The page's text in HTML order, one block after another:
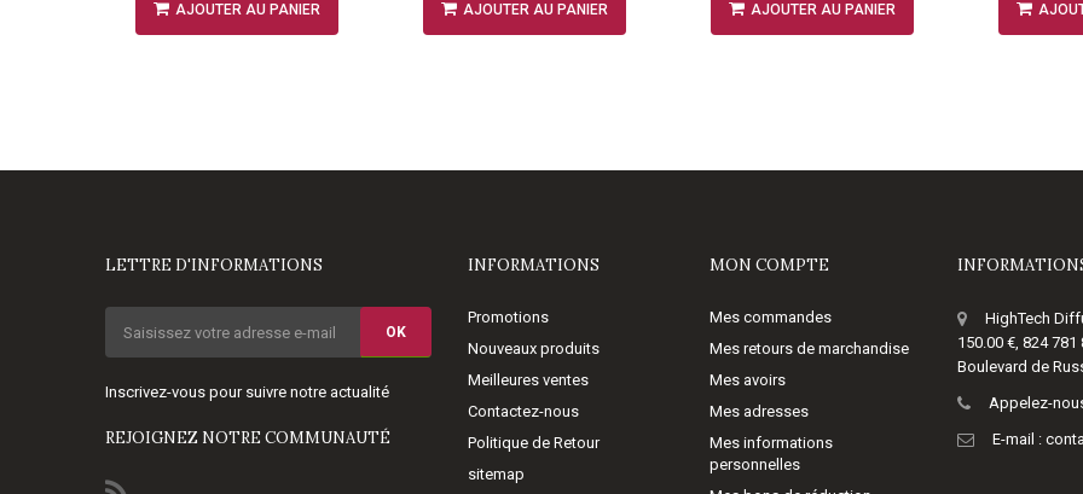
AJOUTER AU PANIER AJOUTER AU PANIER AJOUTER AU PANIER
LETTRE D'INFORMATIONS
OK
Inscrivez-vous pour suivre notre actualité
REJOIGNEZ NOTRE COMMUNAUTÉ
INFORMATIONS
Promotions
Nouveaux produits
Meilleures ventes
Contactez-nous
Politique de Retour
sitemap
MON COMPTE
Mes commandes
Mes retours de marchandise
Mes avoirs
Mes adresses
Mes informations
personnelles
HighTech
150.00 €, 824 781
Boulevard de
Appelez-
E-mail :